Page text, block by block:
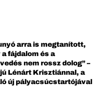
arra is megtanított,
fájdalom és a
nem rossz dolog” –
Lénárt Krisztiánnal, a
új pályacsúcstartójával